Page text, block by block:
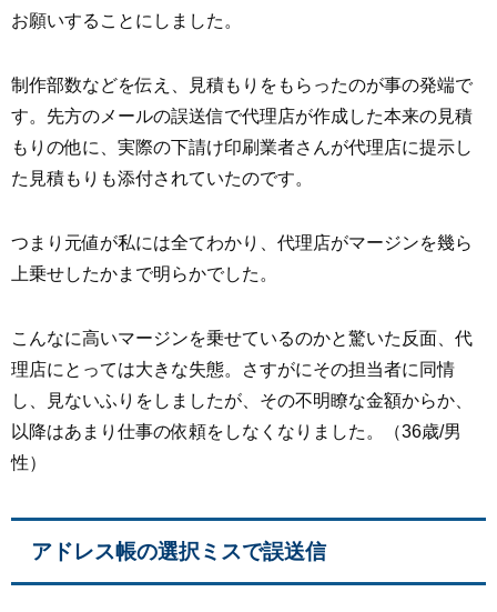
お願いすることにしました。
制作部数などを伝え、見積もりをもらったのが事の発端で
す。先方のメールの誤送信で代理店が作成した本来の見積
もりの他に、実際の下請け印刷業者さんが代理店に提示し
た見積もりも添付されていたのです。
つまり元値が私には全てわかり、代理店がマージンを幾ら
上乗せしたかまで明らかでした。
こんなに高いマージンを乗せているのかと驚いた反面、代
理店にとっては大きな失態。さすがにその担当者に同情
し、見ないふりをしましたが、その不明瞭な金額からか、
以降はあまり仕事の依頼をしなくなりました。（36歳/男
性）
アドレス帳の選択ミスで誤送信